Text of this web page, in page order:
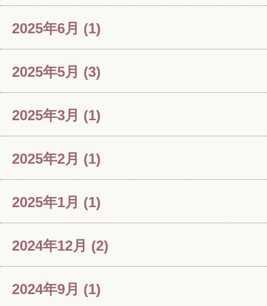
2025年6月 (1)
2025年5月 (3)
2025年3月 (1)
2025年2月 (1)
2025年1月 (1)
2024年12月 (2)
2024年9月 (1)